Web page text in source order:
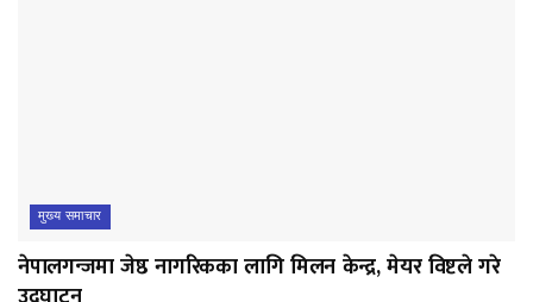
मुख्य समाचार
नेपालगन्जमा जेष्ठ नागरिकका लागि मिलन केन्द्र, मेयर विष्टले गरे